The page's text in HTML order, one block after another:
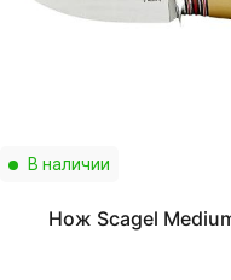
В наличии
Нож Scagel